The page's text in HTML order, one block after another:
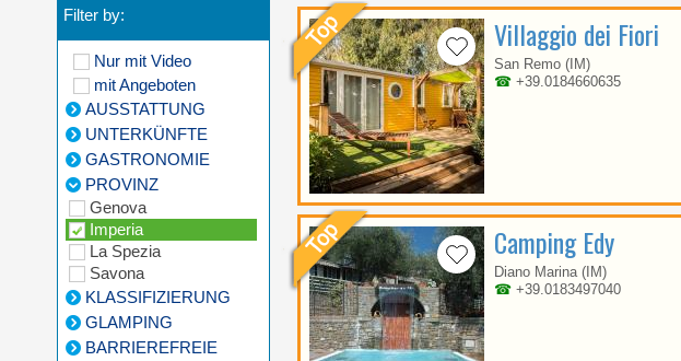
Filter by:
Nur mit Video
mit Angeboten
AUSSTATTUNG
UNTERKÜNFTE
GASTRONOMIE
PROVINZ
Genova
Imperia
La Spezia
Savona
KLASSIFIZIERUNG
GLAMPING
BARRIEREFREIE
Villaggio dei Fiori
San Remo (IM)
☎ +39.0184660635
Camping Edy
Diano Marina (IM)
☎ +39.0183497040